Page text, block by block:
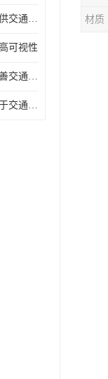
开封小区划线公司_提供交通信息
可视性
新乡车位划线报价_改善交通效率
开封交通道理划线_便于交通管理
材质